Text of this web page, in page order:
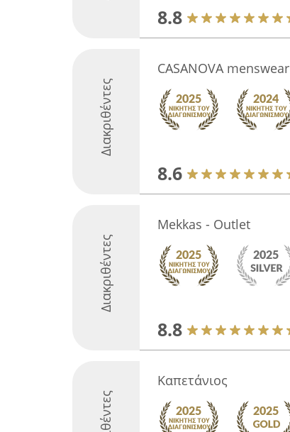
8.8
Διακριθέντες
CASANOVA menswear
8.6
Διακριθέντες
Mekkas - Outlet
8.8
Καπετάνιος